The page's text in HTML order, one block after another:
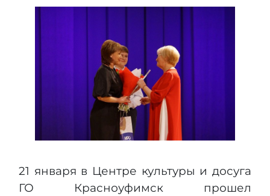
21 января в Центре культуры и досуга
ГО Красноуфимск прошел